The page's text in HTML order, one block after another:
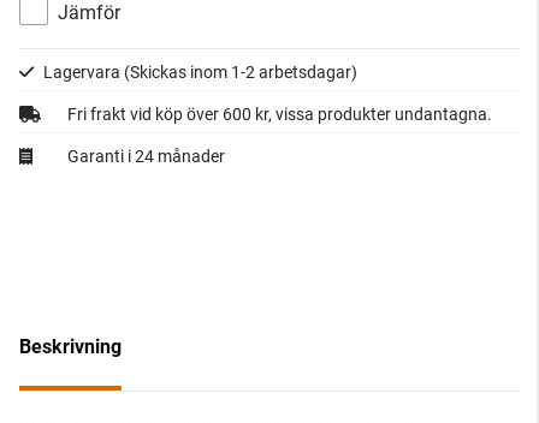
Jämför
Lagervara (Skickas inom 1-2 arbetsdagar)
Fri frakt vid köp över 600 kr, vissa produkter undantagna.
Garanti i 24 månader
Beskrivning